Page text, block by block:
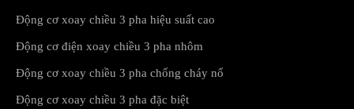
Động cơ xoay chiều 3 pha hiệu suất cao
Động cơ điện xoay chiều 3 pha nhôm
Động cơ xoay chiều 3 pha chống cháy nổ
Động cơ xoay chiều 3 pha đặc biệt